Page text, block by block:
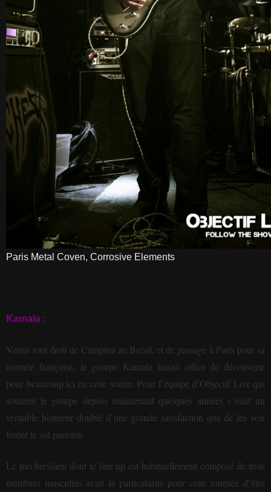
Paris Metal Coven, Corrosive Elements
Kamala :
Venus tout droit de Campina au Brésil, et de passage à Paris pour sa
tournée française, le groupe Kamala faisait office de découverte
pour beaucoup ici en cette soirée. Pour l’équipe d’Objectif Live qui
soutient le groupe depuis maintenant quelques années c’était un
véritable honneur doublé d’une grande satisfaction que de les voir
fouler le sol parisien.
Le trio brésilien dont le line up est habituellement composé de trois
membres masculins avait la particularité pour cette tournée d’être